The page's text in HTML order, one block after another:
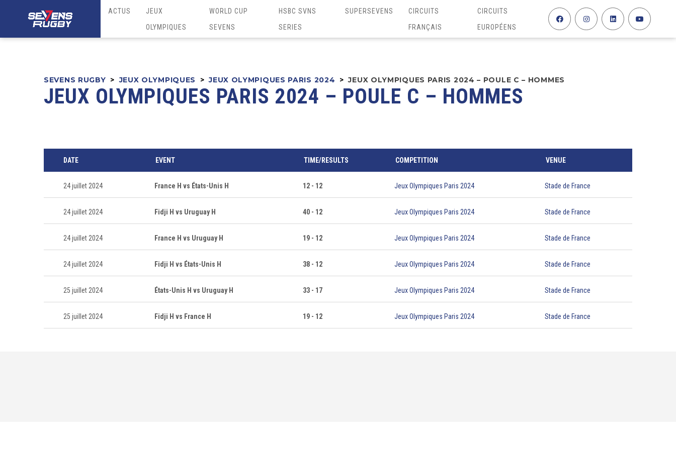
ACTUS
JEUX
OLYMPIQUES
WORLD CUP
SEVENS
HSBC SVNS
SERIES
SUPERSEVENS
CIRCUITS
FRANÇAIS
CIRCUITS
EUROPÉENS
SEVENS RUGBY > JEUX OLYMPIQUES > JEUX OLYMPIQUES PARIS 2024 > JEUX OLYMPIQUES PARIS 2024 – POULE C – HOMMES
JEUX OLYMPIQUES PARIS 2024 – POULE C – HOMMES
DATE EVENT TIME/RESULTS COMPETITION VENUE
24 juillet 2024 France H vs États-Unis H 12 - 12 Jeux Olympiques Paris 2024 Stade de France
24 juillet 2024 Fidji H vs Uruguay H 40 - 12 Jeux Olympiques Paris 2024 Stade de France
24 juillet 2024 France H vs Uruguay H 19 - 12 Jeux Olympiques Paris 2024 Stade de France
24 juillet 2024 Fidji H vs États-Unis H 38 - 12 Jeux Olympiques Paris 2024 Stade de France
25 juillet 2024 États-Unis H vs Uruguay H 33 - 17 Jeux Olympiques Paris 2024 Stade de France
25 juillet 2024 Fidji H vs France H 19 - 12 Jeux Olympiques Paris 2024 Stade de France